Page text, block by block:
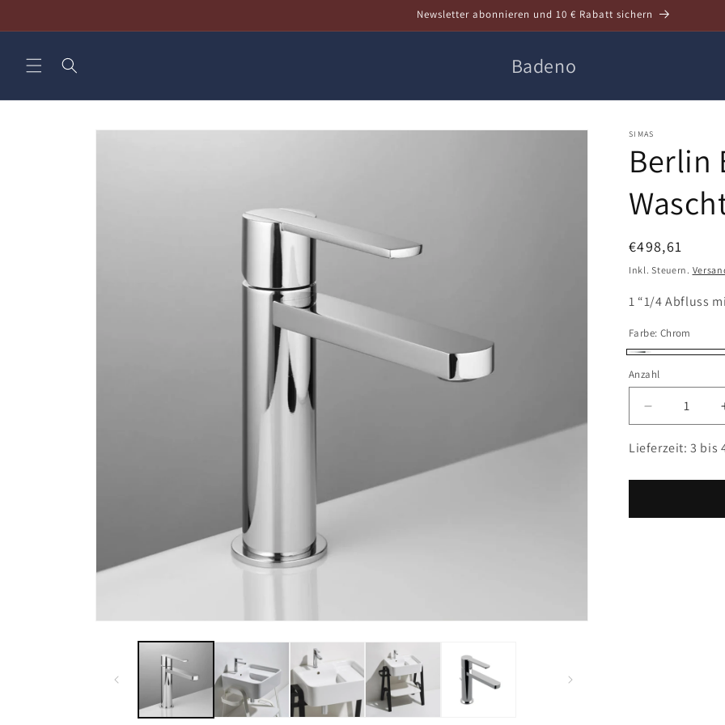
Inhalt
Newsletter abonnieren und 10 € Rabatt sichern
Badeno
Zu
SIMAS
Berlin
Normaler
Preis
€498,61
Inkl. Steuern.
1 “1/4 Abfluss
Farbe: Chrom
Anzahl
Anzahl
Verringere
die
Menge
Berlin
Lieferzeit:3 bis